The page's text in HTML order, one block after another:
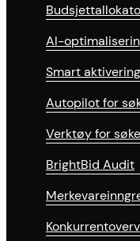
AI-
Smart aktivering
Autopilot for
Verktøy for
BrightBid Audit